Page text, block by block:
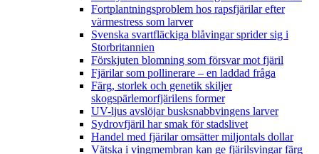
Fortplantningsproblem hos rapsfjärilar efter
värmestress som larver
Svenska svartfläckiga blåvingar sprider sig i
Storbritannien
Förskjuten blomning som försvar mot fjäril
Fjärilar som pollinerare – en laddad fråga
Färg, storlek och genetik skiljer
skogspärlemorfjärilens former
UV-ljus avslöjar busksnabbvingens larver
Sydrovfjäril har smak för stadslivet
Handel med fjärilar omsätter miljontals dollar
Vätska i vingmembran kan ge fjärilsvingar färg